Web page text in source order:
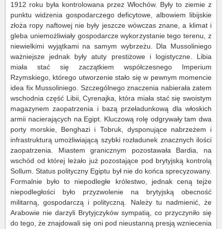
1912 roku była kontrolowana przez Włochów. Były to ziemie z
punktu widzenia gospodarczego deficytowe, albowiem libijskie
złoża ropy naftowej nie były jeszcze wówczas znane, a klimat i
gleba uniemożliwiały gospodarcze wykorzystanie tego terenu, z
niewielkimi wyjątkami na samym wybrzeżu. Dla Mussoliniego
ważniejsze jednak były atuty prestiżowe i logistyczne. Libia
miała stać się zaczątkiem współczesnego Imperium
Rzymskiego, którego utworzenie stało się w pewnym momencie
idea fix Mussoliniego. Szczególnego znaczenia nabierała zatem
wschodnia część Libii, Cyrenajka, która miała stać się swoistym
magazynem zaopatrzenia i bazą przeładunkową dla włoskich
armii nacierających na Egipt. Kluczową rolę odgrywały tam dwa
porty morskie, Benghazi i Tobruk, dysponujące nabrzeżem i
infrastrukturą umożliwiającą szybki rozładunek znacznych ilości
zaopatrzenia. Miastem granicznym pozostawała Bardia, na
wschód od której leżało już pozostające pod brytyjską kontrolą
Sollum. Status polityczny Egiptu był nie do końca sprecyzowany.
Formalnie było to niepodległe królestwo, jednak ceną tejże
niepodległości było przyzwolenie na brytyjską obecność
militarną, gospodarczą i polityczną. Należy tu nadmienić, że
Arabowie nie darzyli Brytyjczyków sympatią, co przyczyniło się
do tego, że znajdowali się oni pod nieustanną presją wzniecenia